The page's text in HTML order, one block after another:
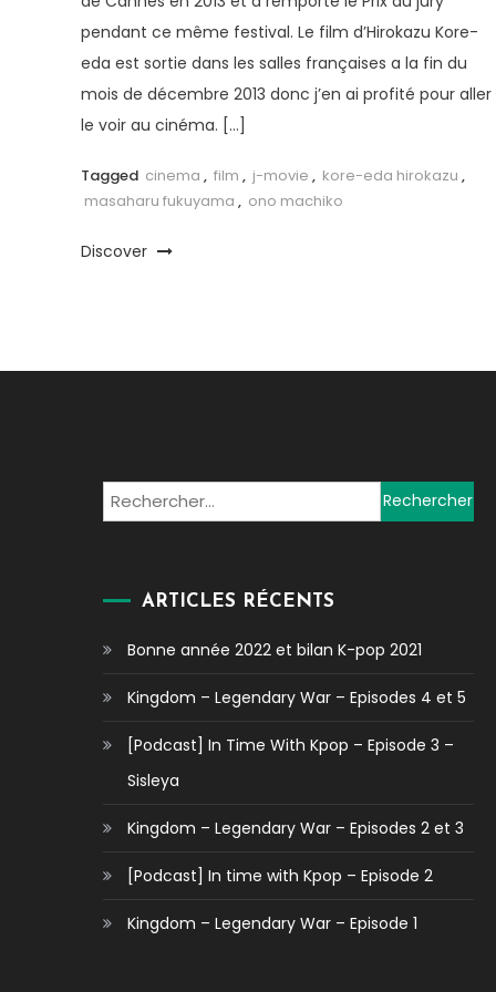
pendant ce même festival. Le film d’Hirokazu Kore-
eda est sortie dans les salles françaises a la fin du
mois de décembre 2013 donc j’en ai profité pour aller
le voir au cinéma. […]
Tagged cinema , film , j-movie , kore-eda hirokazu ,
masaharu fukuyama , ono machiko
Discover
Rechercher :
ARTICLES RÉCENTS
Bonne année 2022 et bilan K-pop 2021
Kingdom – Legendary War – Episodes 4 et 5
[Podcast] In Time With Kpop – Episode 3 –
Sisleya
Kingdom – Legendary War – Episodes 2 et 3
[Podcast] In time with Kpop – Episode 2
Kingdom – Legendary War – Episode 1